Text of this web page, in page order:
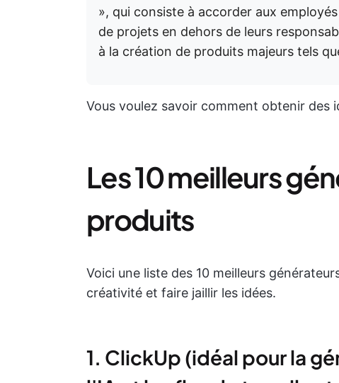
», qui consiste à accorder aux
de projets en dehors de leurs
à la création de produits majeurs tels
Vous voulez savoir comment obtenir des
Les 10 meilleurs
produits
Voici une liste des 10 meilleurs
créativité et faire jaillir les idées.
1. ClickUp (idéal pour la